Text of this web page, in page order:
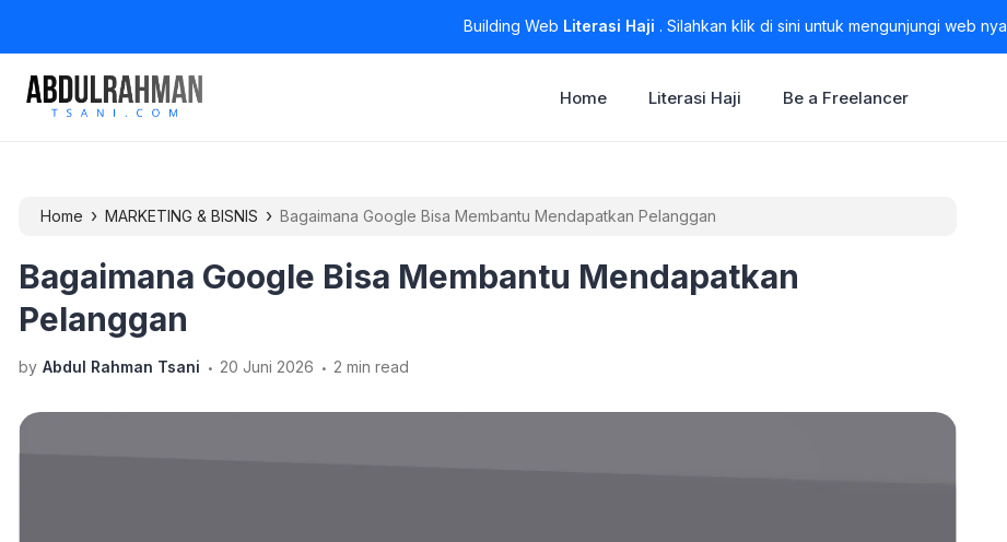
Building Web Literasi Haji . Silahkan klik di sini untuk mengunjungi web nya
Home Literasi Haji Be a Freelancer
Home › MARKETING & BISNIS › Bagaimana Google Bisa Membantu Mendapatkan Pelanggan
Bagaimana Google Bisa Membantu Mendapatkan
Pelanggan
by Abdul Rahman Tsani . 20 Juni 2026 . 2 min read